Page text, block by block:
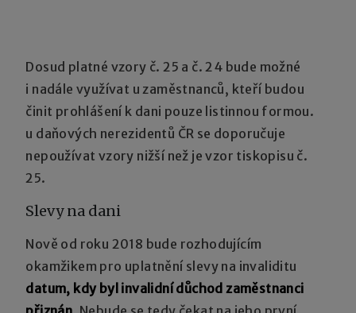
Dosud platné vzory č. 25 a č. 24 bude možné
i nadále využívat u zaměstnanců, kteří budou
činit prohlášení k dani pouze listinnou formou.
u daňových nerezidentů ČR se doporučuje
nepoužívat vzory nižší než je vzor tiskopisu č.
25.
Slevy na dani
Nově od roku 2018 bude rozhodujícím
okamžikem pro uplatnění slevy na invaliditu
datum, kdy byl invalidní důchod zaměstnanci